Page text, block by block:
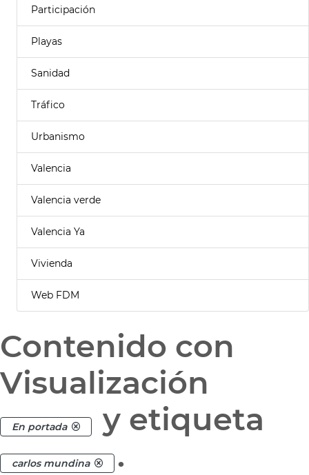
Participación
Playas
Sanidad
Tráfico
Urbanismo
Valencia
Valencia verde
Valencia Ya
Vivienda
Web FDM
Contenido con
Visualización
En portada y etiqueta
carlos mundina .